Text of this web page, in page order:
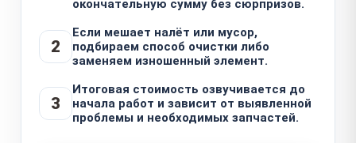
окончательную сумму без сюрпризов.
2
Если мешает налёт или мусор,
подбираем способ очистки либо
заменяем изношенный элемент.
3
Итоговая стоимость озвучивается до
начала работ и зависит от выявленной
проблемы и необходимых запчастей.